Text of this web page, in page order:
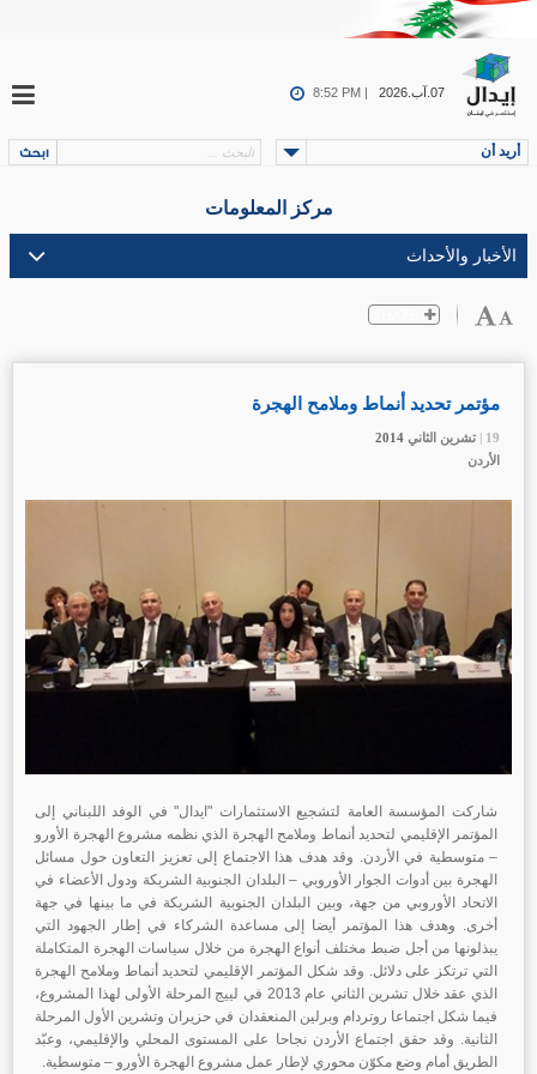
07.آب.2026 8:52 PM |
أريد أن
مركز المعلومات
19 | تشرين الثاني
مؤتمر تحديد أنماط وملامح الهجرة
19 | تشرين الثاني
الأردن
19 | تشرين الثاني
شاركت المؤسسة العامة لتشجيع الاستثمارات "ايدال" في الوفد اللبناني إلى
المؤتمر الإقليمي لتحديد أنماط وملامح الهجرة الذي نظمه مشروع الهجرة الأورو
– متوسطية في الأردن. وقد هدف هذا الاجتماع إلى تعزيز التعاون حول مسائل
الهجرة بين أدوات الجوار الأوروبي – البلدان الجنوبية الشريكة ودول الأعضاء في
الاتحاد الأوروبي من جهة، وبين البلدان الجنوبية الشريكة في ما بينها في جهة
أخرى. وهدف هذا المؤتمر أيضا إلى مساعدة الشركاء في إطار الجهود التي
يبذلونها من أجل ضبط مختلف أنواع الهجرة من خلال سياسات الهجرة المتكاملة
التي ترتكز على دلائل. وقد شكل المؤتمر الإقليمي لتحديد أنماط وملامح الهجرة
الذي عقد خلال تشرين الثاني عام 2013 في لييج المرحلة الأولى لهذا المشروع،
فيما شكل اجتماعا روتردام وبرلين المنعقدان في حزيران وتشرين الأول المرحلة
الثانية. وقد حقق اجتماع الأردن نجاحا على المستوى المحلي والإقليمي، وعبّد
الطريق أمام وضع مكوّن محوري لإطار عمل مشروع الهجرة الأورو – متوسطية.